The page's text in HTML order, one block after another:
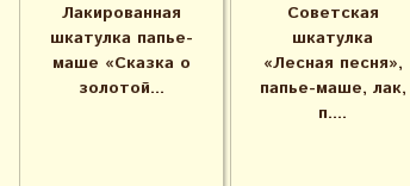
Лакированная
шкатулка папье-
маше «Сказка о
золотой...
Советская
шкатулка
«Лесная песня»,
папье-маше, лак,
п....